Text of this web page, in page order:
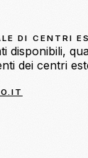
DI CENTRI
disponibili,
dei centri